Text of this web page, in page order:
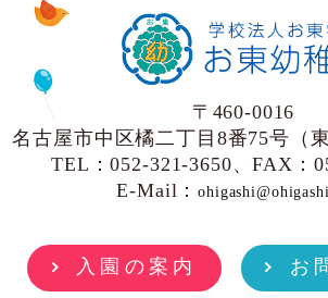
〒460-0016
名古屋市中区橘二丁目8番75号（
TEL：052-321-3650、FAX：
E-Mail：
入園の案内 お